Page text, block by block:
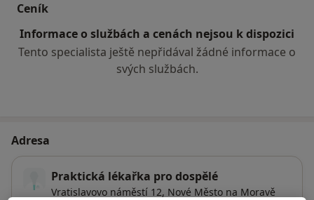
Ceník
Informace o službách a cenách nejsou k dispozici
Tento specialista ještě nepřidával žádné informace o
svých službách.
Adresa
Praktická lékařka pro dospělé
Vratislavovo náměstí 12, Nové Město na Moravě